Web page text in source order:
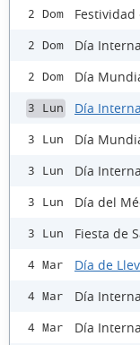
2 Dom Festividad
2 Dom Día
2 Dom Día
3 Lun Día
3 Lun Día
3 Lun Día
3 Lun Día del
3 Lun Fiesta de
4 Mar Día de
4 Mar Día
4 Mar Día